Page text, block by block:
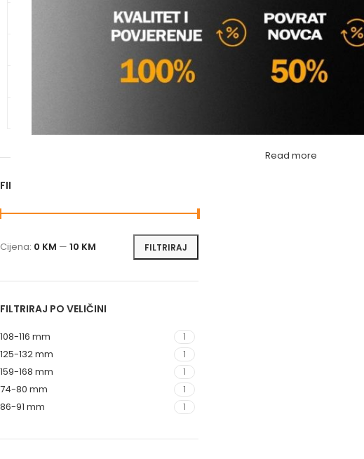
Read more
FILTRIRAJ PO CIJENI
FILTRIRAJ
Cijena: 0 KM — 10 KM
FILTRIRAJ PO VELIČINI
108-116 mm 1
125-132 mm 1
159-168 mm 1
74-80 mm 1
86-91 mm 1